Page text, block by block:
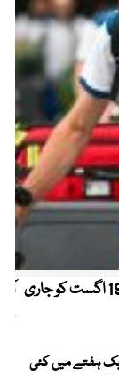
کیریبین پریمیئر لیگ ، قومی کرکٹرز کو این او سی 19 اگست کو جاری
ہفتے میں کئی